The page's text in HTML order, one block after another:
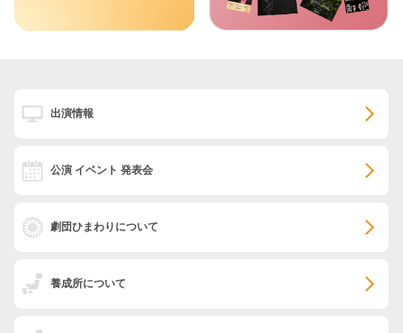
出演情報
公演 イベント 発表会
劇団ひまわりについて
養成所について